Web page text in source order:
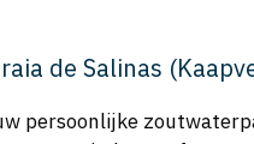
de Salinas
persoonlijke